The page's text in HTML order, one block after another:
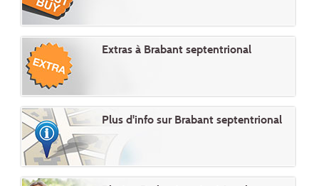
Extras à Brabant septentrional
Plus d'info sur Brabant septentrional